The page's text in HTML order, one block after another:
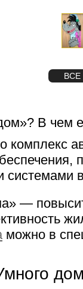
ВСЕ
В чем
—
можно в